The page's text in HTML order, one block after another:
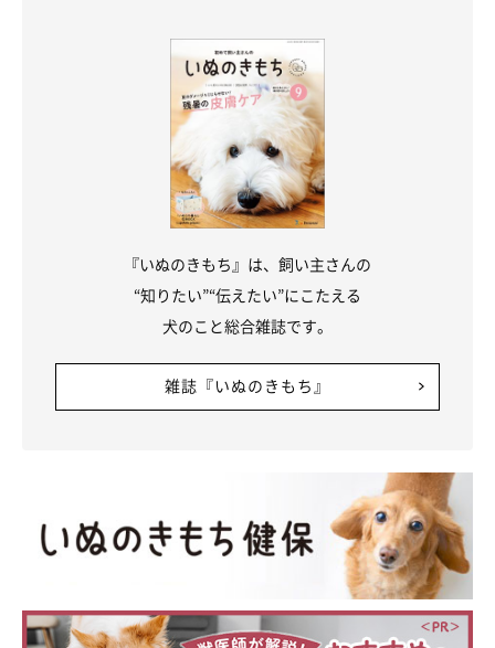
いぬのきもち投稿写真ギャラリー
子犬の甘噛みは、あまり痛くないうえにしぐさがかわいいので、
なんだか許してしまいがち。
噛ませていいものを与え、噛まれて困るものは犬の届くところに
置かない、噛まれても反応しない、散歩でエネルギーを発散させ
る、「チョウダイ」のしつけをするなど対処し、あま噛みを直し
ていくことが大切です。
『いぬのきもち』は、飼い主さんの
“知りたい”“伝えたい”にこたえる
犬のこと総合雑誌です。
雑誌『いぬのきもち』